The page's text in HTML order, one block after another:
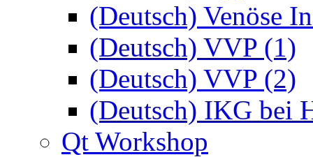
(Deutsch) Venöse
(Deutsch) VVP (1)
(Deutsch) VVP (2)
(Deutsch) IKG bei
Qt Workshop